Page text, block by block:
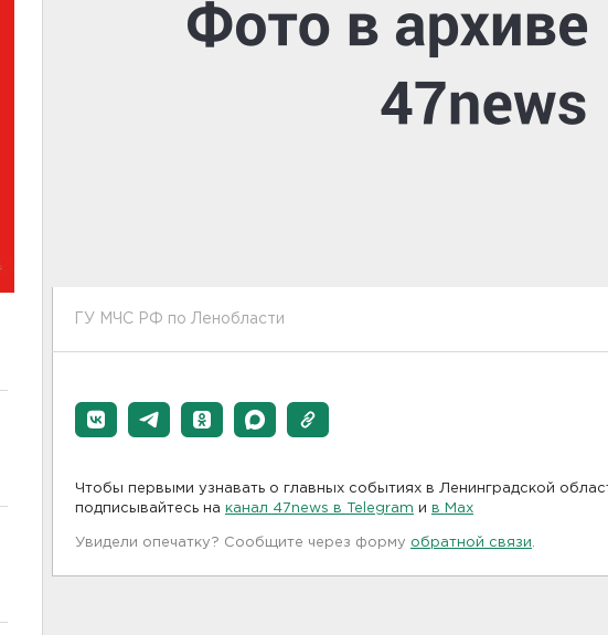
ГУ МЧС РФ по Ленобласти
Чтобы первыми узнавать о главных событиях в Ленинградской
подписывайтесь на канал 47news в Telegram и в Maх
Увидели опечатку? Сообщите через форму обратной связи